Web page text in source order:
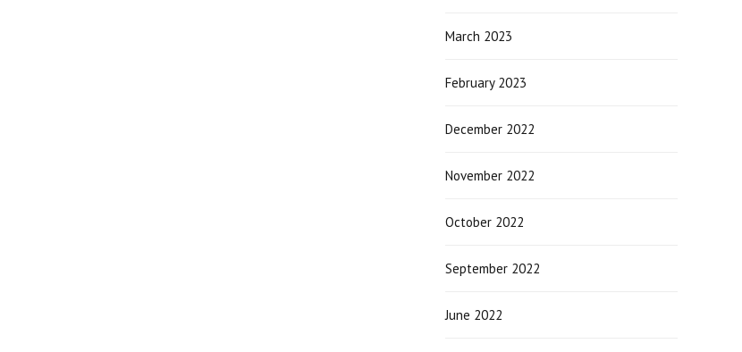
March 2023
February 2023
December 2022
November 2022
October 2022
September 2022
June 2022